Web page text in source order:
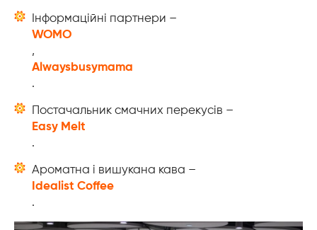
Інформаційні партнери –
WOMO
,
Alwaysbusymama
.
Постачальник смачних перекусів –
Easy Melt
.
Ароматна і вишукана кава –
Idealist Coffee
.